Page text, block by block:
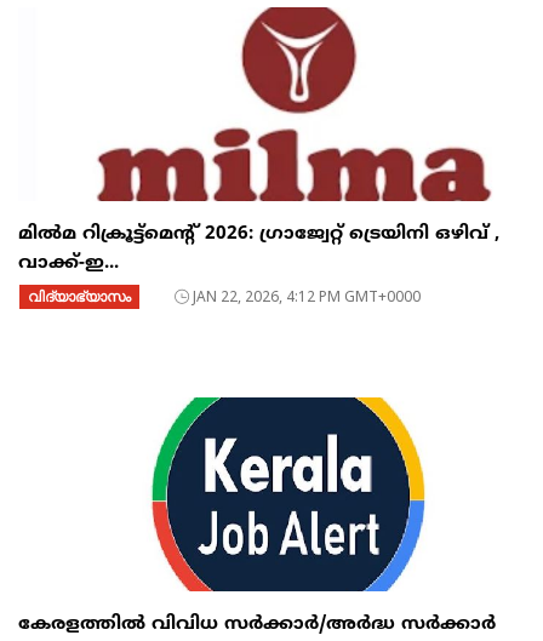
മിൽമ റിക്രൂട്ട്‌മെന്റ് 2026: ഗ്രാജ്വേറ്റ് ട്രെയിനി ഒഴിവ് ,
വാക്ക്-ഇ...
വിദ്യാഭ്യാസം JAN 22, 2026, 4:12 PM GMT+0000
കേരളത്തിൽ വിവിധ സർക്കാർ/അർദ്ധ സർക്കാർ